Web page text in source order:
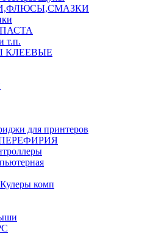
т.п.
КЛЕЕВЫЕ
для принтеров
комп